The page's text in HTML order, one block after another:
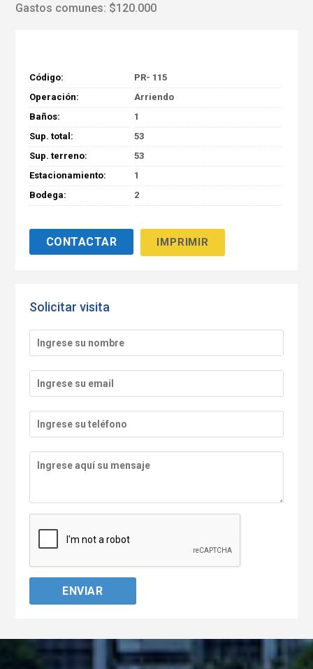
Gastos comunes: $120.000
Código:
PR- 115
Operación:
Arriendo
Baños:
1
Sup. total:
53
Sup. terreno:
53
Estacionamiento:
1
Bodega:
2
IMPRIMIR
Solicitar visita